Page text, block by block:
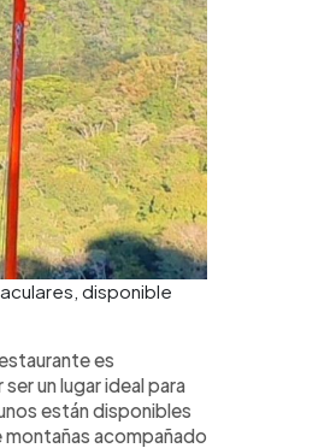
disponible
es
un lugar ideal para
están disponibles
montañas acompañado